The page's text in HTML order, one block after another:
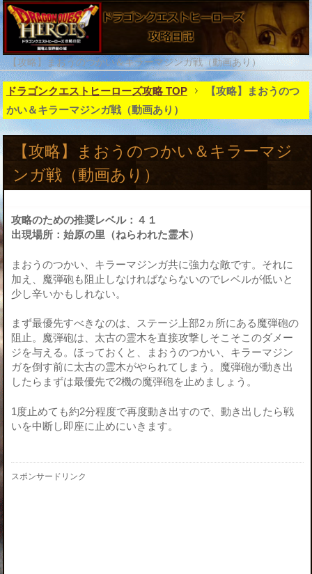
【攻略】まおうのつかい＆キラーマジンガ戦（動画あり）
ドラゴンクエストヒーローズ攻略 TOP
【攻略】まおうのつ
かい＆キラーマジンガ戦（動画あり）
【攻略】まおうのつかい＆キラーマジ
ンガ戦（動画あり）
攻略のための推奨レベル：４１
出現場所：始原の里（ねらわれた霊木）
まおうのつかい、キラーマジンガ共に強力な敵です。それに
加え、魔弾砲も阻止しなければならないのでレベルが低いと
少し辛いかもしれない。
まず最優先すべきなのは、ステージ上部2ヵ所にある魔弾砲の
阻止。魔弾砲は、太古の霊木を直接攻撃しそこそこのダメー
ジを与える。ほっておくと、まおうのつかい、キラーマジン
ガを倒す前に太古の霊木がやられてしまう。魔弾砲が動き出
したらまずは最優先で2機の魔弾砲を止めましょう。
1度止めても約2分程度で再度動き出すので、動き出したら戦
いを中断し即座に止めにいきます。
スポンサードリンク